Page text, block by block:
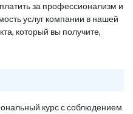
за профессионализм и
услуг компании в нашей
который вы получите,
курс с соблюдением